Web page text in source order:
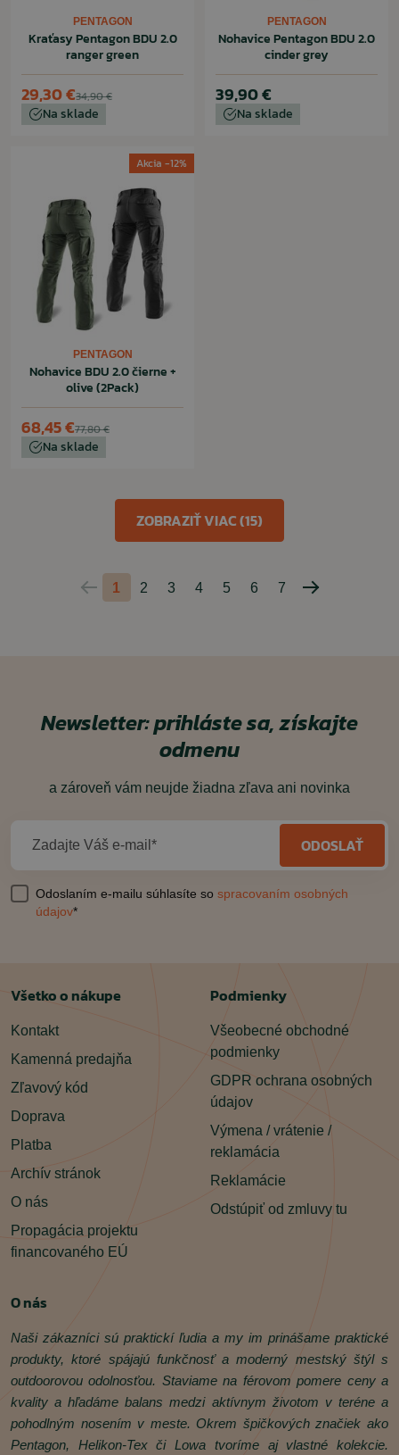
PENTAGON
Kraťasy Pentagon BDU 2.0
ranger green
34,90 €
29,30 €
Na sklade
PENTAGON
Nohavice Pentagon BDU 2.0
cinder grey
39,90 €
Na sklade
Akcia -12%
PENTAGON
Nohavice BDU 2.0 čierne +
olive (2Pack)
77,80 €
68,45 €
Na sklade
Predchádzajúca
1 2 3 4 5 6 7
Nasledujúca
ZOBRAZIŤ VIAC (15)
Newsletter: prihláste sa, získajte
odmenu
a zároveň vám neujde žiadna zľava ani novinka
Zadajte Váš e-mail* ODOSLAŤ
Odoslaním e-mailu súhlasíte so spracovaním osobných
údajov*
Všetko o nákupe
Kontakt
Kamenná predajňa
Zľavový kód
Doprava
Platba
Archív stránok
O nás
Propagácia projektu
financovaného EÚ
Podmienky
Všeobecné obchodné
podmienky
GDPR ochrana osobných
údajov
Výmena / vrátenie /
reklamácia
Reklamácie
Odstúpiť od zmluvy tu
O nás
Naši zákazníci sú praktickí ľudia a my im prinášame praktické
produkty, ktoré spájajú funkčnosť a moderný mestský štýl s
outdoorovou odolnosťou. Staviame na férovom pomere ceny a
kvality a hľadáme balans medzi aktívnym životom v teréne a
pohodlným nosením v meste. Okrem špičkových značiek ako
Pentagon, Helikon‑Tex či Lowa tvoríme aj vlastné kolekcie.